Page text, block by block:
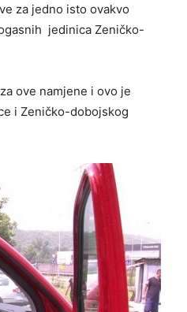
za jedno isto ovakvo
jedinica Zeničko-
ove namjene i ovo je
i Zeničko-dobojskog